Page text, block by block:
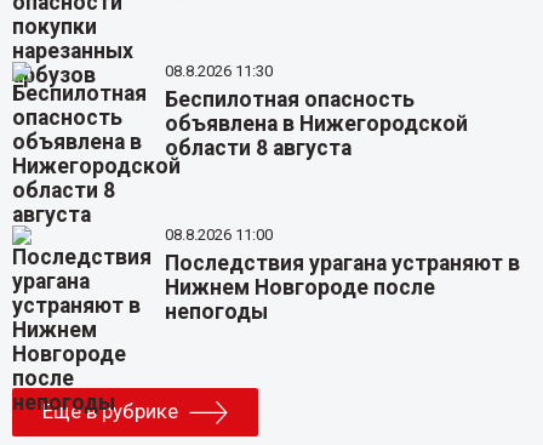
08.8.2026 11:30
Беспилотная опасность
объявлена в Нижегородской
области 8 августа
08.8.2026 11:00
Последствия урагана устраняют в
Нижнем Новгороде после
непогоды
Еще в рубрике